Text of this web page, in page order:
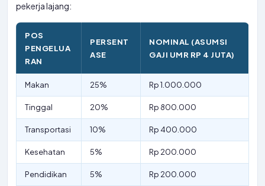
pekerja lajang:
POS
PENGELUA
RAN
PERSENT
ASE
NOMINAL (ASUMSI
GAJI UMR RP 4 JUTA)
Makan 25% Rp 1.000.000
Tinggal 20% Rp 800.000
Transportasi 10% Rp 400.000
Kesehatan 5% Rp 200.000
Pendidikan 5% Rp 200.000